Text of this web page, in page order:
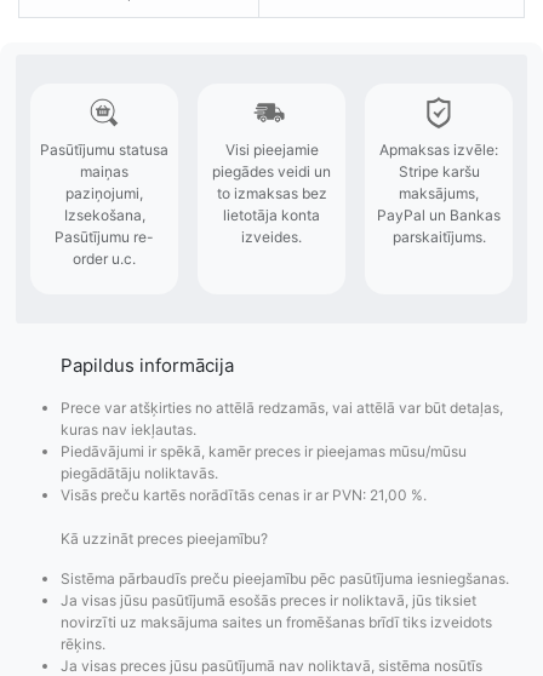
Papildus informācija
Prece var atšķirties no attēlā redzamās, vai attēlā var būt detaļas,
kuras nav iekļautas.
Piedāvājumi ir spēkā, kamēr preces ir pieejamas mūsu/mūsu
piegādātāju noliktavās.
Visās preču kartēs norādītās cenas ir ar PVN: 21,00 %.
Kā uzzināt preces pieejamību?
Sistēma pārbaudīs preču pieejamību pēc pasūtījuma iesniegšanas.
Ja visas jūsu pasūtījumā esošās preces ir noliktavā, jūs tiksiet
novirzīti uz maksājuma saites un fromēšanas brīdī tiks izveidots
rēķins.
Ja visas preces jūsu pasūtījumā nav noliktavā, sistēma nosūtīs